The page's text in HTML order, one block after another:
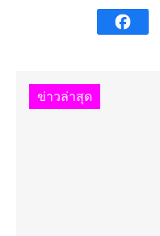
ข่าวล่าสุด